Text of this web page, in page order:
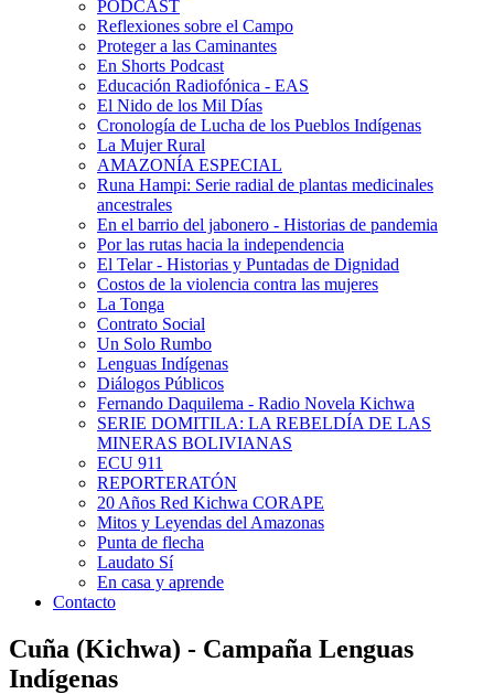
PODCAST
Reflexiones sobre el Campo
Proteger a las Caminantes
En Shorts Podcast
Educación Radiofónica - EAS
El Nido de los Mil Días
Cronología de Lucha de los Pueblos Indígenas
La Mujer Rural
AMAZONÍA ESPECIAL
Runa Hampi: Serie radial de plantas medicinales
ancestrales
En el barrio del jabonero - Historias de pandemia
Por las rutas hacia la independencia
El Telar - Historias y Puntadas de Dignidad
Costos de la violencia contra las mujeres
La Tonga
Contrato Social
Un Solo Rumbo
Lenguas Indígenas
Diálogos Públicos
Fernando Daquilema - Radio Novela Kichwa
SERIE DOMITILA: LA REBELDÍA DE LAS
MINERAS BOLIVIANAS
ECU 911
REPORTERATÓN
20 Años Red Kichwa CORAPE
Mitos y Leyendas del Amazonas
Punta de flecha
Laudato Sí
En casa y aprende
Contacto
Cuña (Kichwa) - Campaña Lenguas
Indígenas